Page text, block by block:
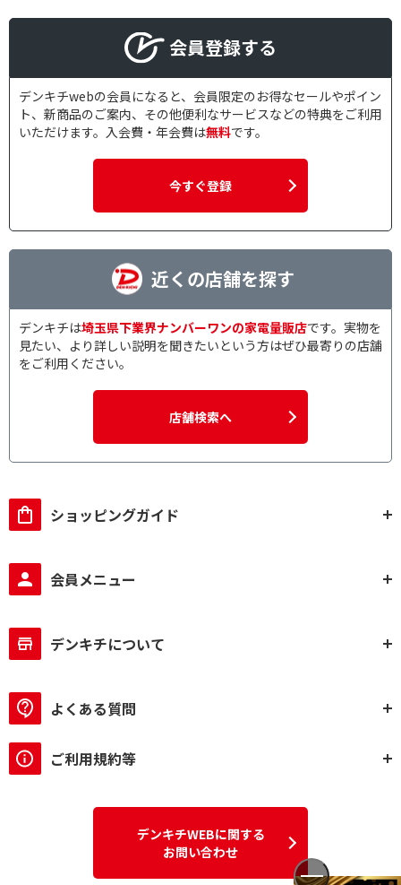
会員登録する
デンキチwebの会員になると、会員限定のお得なセールやポイン
ト、新商品のご案内、その他便利なサービスなどの特典をご利用
いただけます。入会費・年会費は無料です。
今すぐ登録
近くの店舗を探す
デンキチは埼玉県下業界ナンバーワンの家電量販店です。実物を
見たい、より詳しい説明を聞きたいという方はぜひ最寄りの店舗
をご利用ください。
店舗検索へ
ショッピングガイド
会員メニュー
デンキチについて
よくある質問
ご利用規約等
デンキチWEBに関する
お問い合わせ